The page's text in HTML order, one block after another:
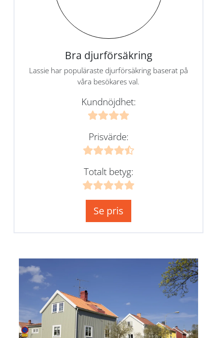
Bra djurförsäkring
Lassie har populäraste djurförsäkring baserat på
våra besökares val.
Kundnöjdhet:
Prisvärde:
Totalt betyg:
Se pris